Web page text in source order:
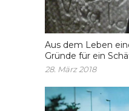
Aus dem Leben
Gründe für ein
28. März 2018